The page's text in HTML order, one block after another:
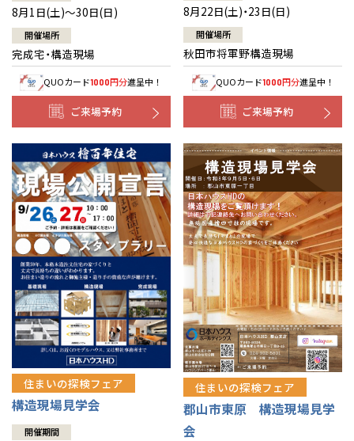
8月1日(土)～30日(日)
開催場所
完成宅・構造現場
QUOカード1000円分進呈中！
ご来場予約
8月22日(土)・23日(日)
開催場所
秋田市将軍野構造現場
QUOカード1000円分進呈中！
ご来場予約
住まいの探検フェア
構造現場見学会
開催期間
住まいの探検フェア
郡山市東原 構造現場見学
会